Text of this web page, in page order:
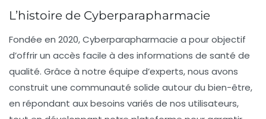
L’histoire de Cyberparapharmacie
Fondée en 2020, Cyberparapharmacie a pour objectif
d’offrir un accès facile à des informations de santé de
qualité. Grâce à notre équipe d’experts, nous avons
construit une communauté solide autour du bien-être,
en répondant aux besoins variés de nos utilisateurs,